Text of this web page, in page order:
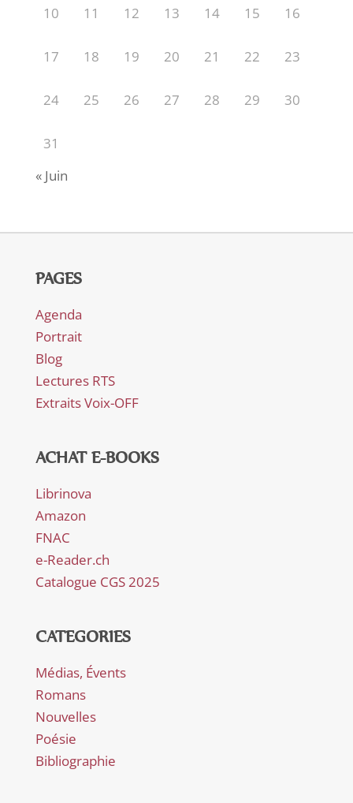
10 11 12 13 14 15 16
17 18 19 20 21 22 23
24 25 26 27 28 29 30
31
« Juin
PAGES
Agenda
Portrait
Blog
Lectures RTS
Extraits Voix-OFF
ACHAT E-BOOKS
Librinova
Amazon
FNAC
e-Reader.ch
Catalogue CGS 2025
CATEGORIES
Médias, Évents
Romans
Nouvelles
Poésie
Bibliographie